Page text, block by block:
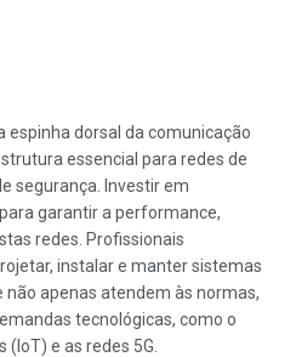
dorsal da comunicação
essencial para redes de
segurança. Investir em
garantir a performance,
redes. Profissionais
instalar e manter sistemas
apenas atendem às normas,
tecnológicas, como o
e as redes 5G.